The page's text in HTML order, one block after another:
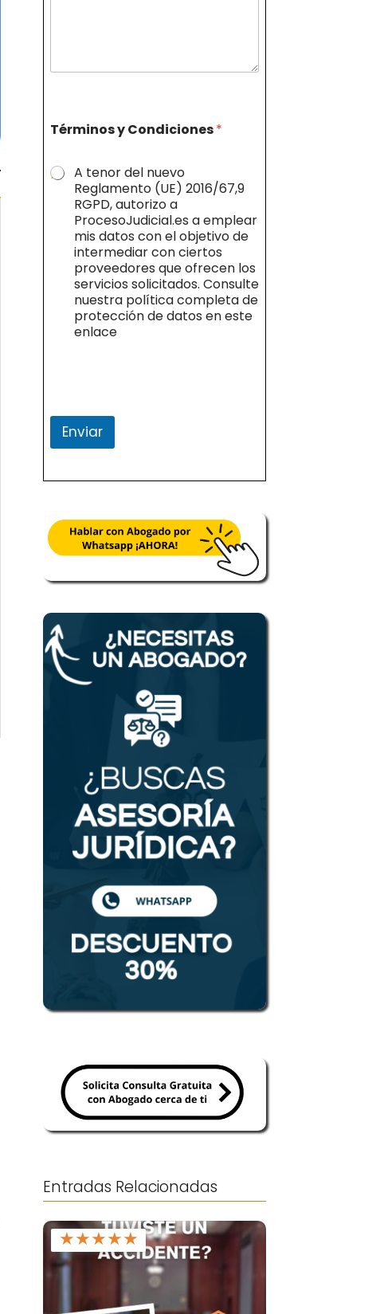
Términos y Condiciones*
A tenor del nuevo
Reglamento (UE) 2016/67,9
RGPD, autorizo a
ProcesoJudicial.es a emplear
mis datos con el objetivo de
intermediar con ciertos
proveedores que ofrecen los
servicios solicitados. Consulte
nuestra política completa de
protección de datos en este
enlace
Enviar
Entradas Relacionadas
★★★★★